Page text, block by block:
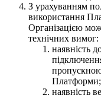
З урахуванням
використання
Організацією
технічних вимог:
наявність
Платформи;
наявність